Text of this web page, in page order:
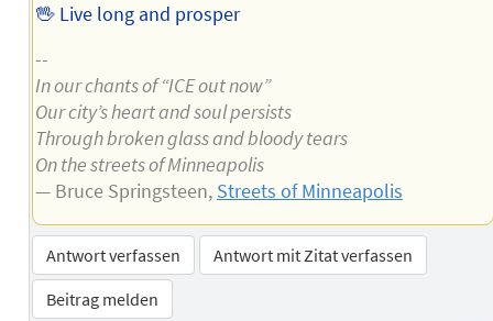
🖖 Live long and prosper
--
In our chants of “ICE out now”
Our city’s heart and soul persists
Through broken glass and bloody tears
On the streets of Minneapolis
— Bruce Springsteen, Streets of Minneapolis
Antwort verfassen
Antwort mit Zitat verfassen
Beitrag melden